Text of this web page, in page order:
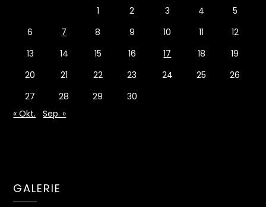
1
2 3 4
5
6
7 8 9 10 11
12
13
14 15 16 17 18
19
20
21 22 23 24 25
26
27
28 29
30
« Okt.
Sep. »
GALERIE